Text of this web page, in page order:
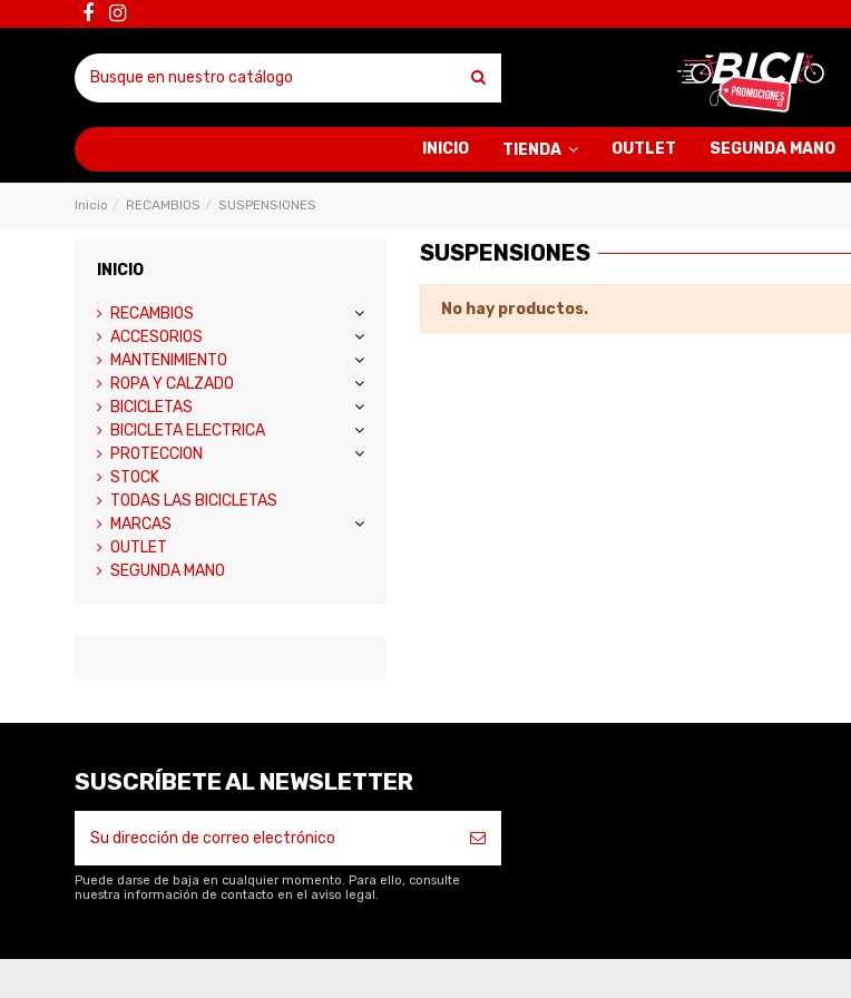
INICIO TIENDA OUTLET SEGUNDA MANO
Inicio RECAMBIOS SUSPENSIONES
SUSPENSIONES
No hay productos.
INICIO
RECAMBIOS
ACCESORIOS
MANTENIMIENTO
ROPA Y CALZADO
BICICLETAS
BICICLETA ELECTRICA
PROTECCION
STOCK
TODAS LAS BICICLETAS
MARCAS
OUTLET
SEGUNDA MANO
SUSCRÍBETE AL NEWSLETTER
Puede darse de baja en cualquier momento. Para ello, consulte
nuestra información de contacto en el aviso legal.